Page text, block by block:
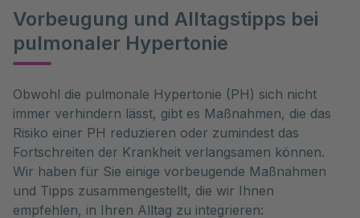
Vorbeugung und Alltagstipps bei
pulmonaler Hypertonie
Obwohl die pulmonale Hypertonie (PH) sich nicht
immer verhindern lässt, gibt es Maßnahmen, die das
Risiko einer PH reduzieren oder zumindest das
Fortschreiten der Krankheit verlangsamen können.
Wir haben für Sie einige vorbeugende Maßnahmen
und Tipps zusammengestellt, die wir Ihnen
empfehlen, in Ihren Alltag zu integrieren: